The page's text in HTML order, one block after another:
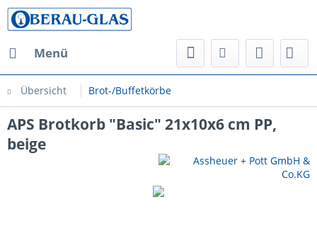
Menü
Übersicht Brot-/Buffetkörbe
APS Brotkorb "Basic" 21x10x6 cm PP,
beige